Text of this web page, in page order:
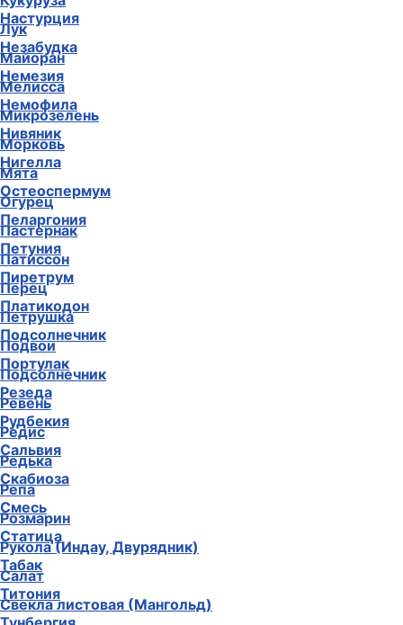
Настурция
Незабудка
Немезия
Немофила
Нивяник
Нигелла
Остеоспермум
Пеларгония
Петуния
Пиретрум
Платикодон
Подсолнечник
Портулак
Резеда
Рудбекия
Сальвия
Скабиоза
Смесь
Статица
Табак
Титония
Лук
Майоран
Мелисса
Микрозелень
Морковь
Мята
Огурец
Пастернак
Патиссон
Перец
Петрушка
Подвои
Подсолнечник
Ревень
Редис
Редька
Репа
Розмарин
Рукола (Индау, Двурядник)
Салат
Свекла листовая (Мангольд)